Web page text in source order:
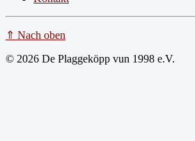
⇑ Nach oben
© 2026 De Plaggeköpp vun 1998 e.V.